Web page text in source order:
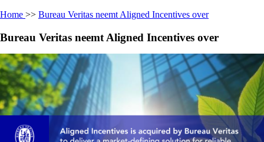
Home >> Bureau Veritas neemt Aligned Incentives over
Bureau Veritas neemt Aligned Incentives over